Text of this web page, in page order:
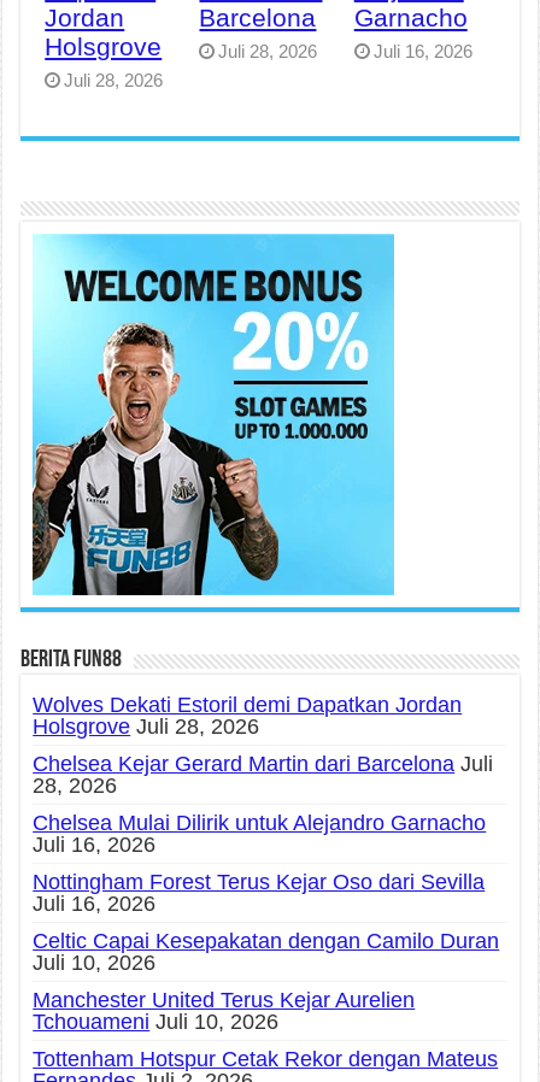
Jordan
Holsgrove
Juli 28, 2026
Barcelona
Juli 28, 2026
Garnacho
Juli 16, 2026
Berita fun88
Wolves Dekati Estoril demi Dapatkan Jordan
Holsgrove Juli 28, 2026
Chelsea Kejar Gerard Martin dari Barcelona Juli
28, 2026
Chelsea Mulai Dilirik untuk Alejandro Garnacho
Juli 16, 2026
Nottingham Forest Terus Kejar Oso dari Sevilla
Juli 16, 2026
Celtic Capai Kesepakatan dengan Camilo Duran
Juli 10, 2026
Manchester United Terus Kejar Aurelien
Tchouameni Juli 10, 2026
Tottenham Hotspur Cetak Rekor dengan Mateus